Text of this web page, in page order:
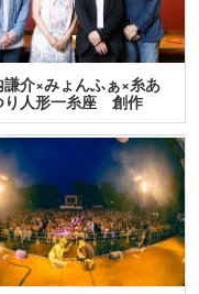
謙介×みょんふぁ×糸あ
り人形一糸座 創作